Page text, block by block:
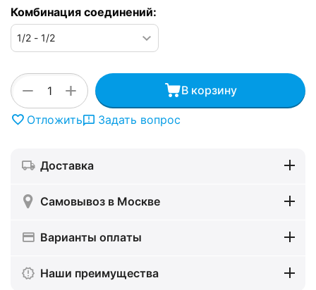
Комбинация соединений:
+
− В корзину
Отложить Задать вопрос
Доставка
Самовывоз в Москве
Варианты оплаты
Наши преимущества